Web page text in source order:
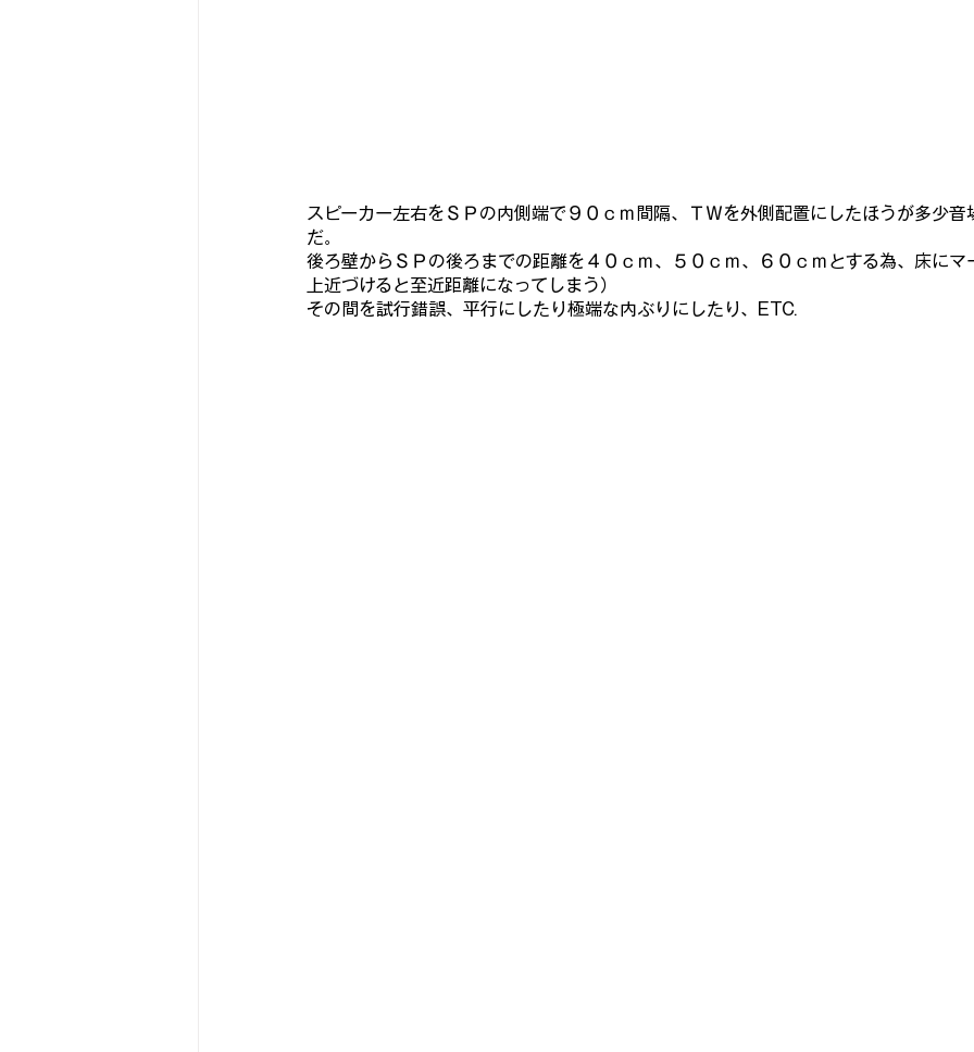
スピーカー左右をＳＰの内側端で９０ｃｍ間隔、ＴＷを外側配置にしたほうが多少音
だ。
後ろ壁からＳＰの後ろまでの距離を４０ｃｍ、５０ｃｍ、６０ｃｍとする為、床にマ
上近づけると至近距離になってしまう）
その間を試行錯誤、平行にしたり極端な内ぶりにしたり、ETC.